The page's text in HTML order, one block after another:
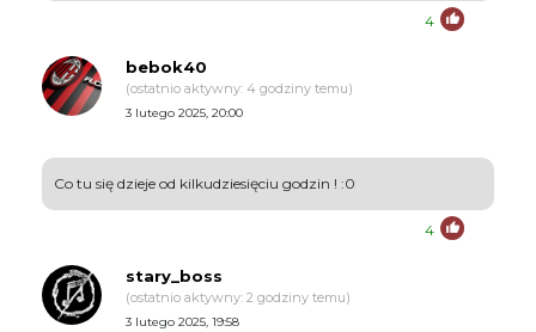
4
bebok40
(ostatnio aktywny: 4 godziny temu)
3 lutego 2025, 20:00
Co tu się dzieje od kilkudziesięciu godzin ! :0
4
stary_boss
(ostatnio aktywny: 2 godziny temu)
3 lutego 2025, 19:58